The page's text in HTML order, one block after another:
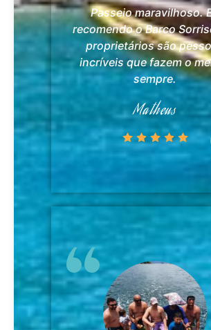
Passeio maravilhoso.
recomendo o Barco
proprietários são
incríveis que fazem o
sempre.
Matheus